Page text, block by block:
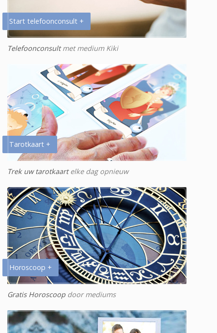
Start telefoonconsult +
Telefoonconsultmet medium Kiki
Tarotkaart +
Trek uw tarotkaartelke dag opnieuw
Horoscoop +
Gratis Horoscoopdoor mediums